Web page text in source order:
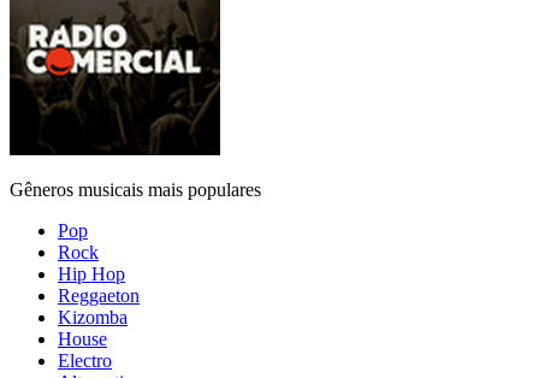
Gêneros musicais mais populares
Pop
Rock
Hip Hop
Reggaeton
Kizomba
House
Electro